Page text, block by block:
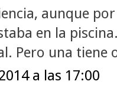
aunque
en la
Pero una tiene
a las 17:00